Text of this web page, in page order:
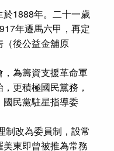
1888年。二十一歲
年遷馬六甲，再定
（後公益金舖原
為籌資支援革命軍
更積極國民黨務，
民黨駐星指導委
制改為委員制，設常
東即曾被推為常務